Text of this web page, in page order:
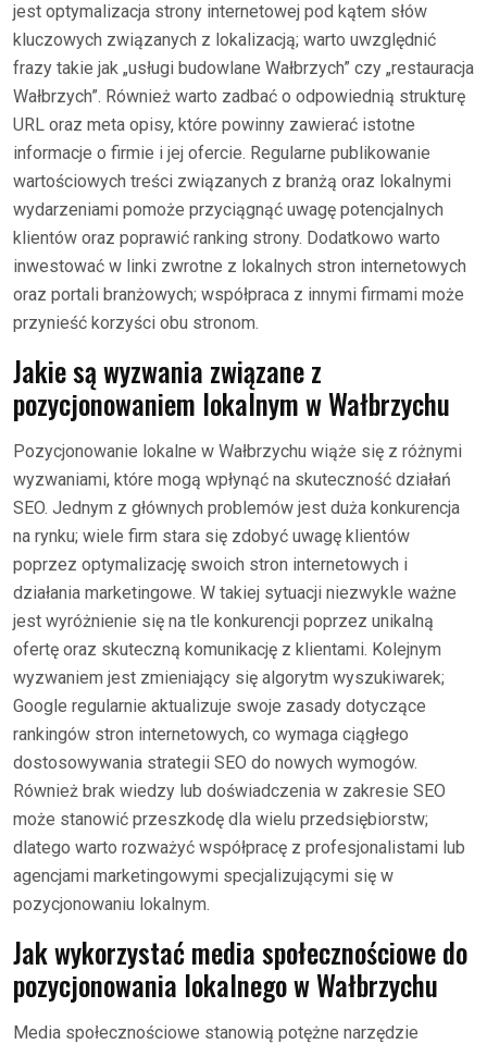
jest optymalizacja strony internetowej pod kątem słów
kluczowych związanych z lokalizacją; warto uwzględnić
frazy takie jak „usługi budowlane Wałbrzych” czy „restauracja
Wałbrzych”. Również warto zadbać o odpowiednią strukturę
URL oraz meta opisy, które powinny zawierać istotne
informacje o firmie i jej ofercie. Regularne publikowanie
wartościowych treści związanych z branżą oraz lokalnymi
wydarzeniami pomoże przyciągnąć uwagę potencjalnych
klientów oraz poprawić ranking strony. Dodatkowo warto
inwestować w linki zwrotne z lokalnych stron internetowych
oraz portali branżowych; współpraca z innymi firmami może
przynieść korzyści obu stronom.
Jakie są wyzwania związane z
pozycjonowaniem lokalnym w Wałbrzychu
Pozycjonowanie lokalne w Wałbrzychu wiąże się z różnymi
wyzwaniami, które mogą wpłynąć na skuteczność działań
SEO. Jednym z głównych problemów jest duża konkurencja
na rynku; wiele firm stara się zdobyć uwagę klientów
poprzez optymalizację swoich stron internetowych i
działania marketingowe. W takiej sytuacji niezwykle ważne
jest wyróżnienie się na tle konkurencji poprzez unikalną
ofertę oraz skuteczną komunikację z klientami. Kolejnym
wyzwaniem jest zmieniający się algorytm wyszukiwarek;
Google regularnie aktualizuje swoje zasady dotyczące
rankingów stron internetowych, co wymaga ciągłego
dostosowywania strategii SEO do nowych wymogów.
Również brak wiedzy lub doświadczenia w zakresie SEO
może stanowić przeszkodę dla wielu przedsiębiorstw;
dlatego warto rozważyć współpracę z profesjonalistami lub
agencjami marketingowymi specjalizującymi się w
pozycjonowaniu lokalnym.
Jak wykorzystać media społecznościowe do
pozycjonowania lokalnego w Wałbrzychu
Media społecznościowe stanowią potężne narzędzie